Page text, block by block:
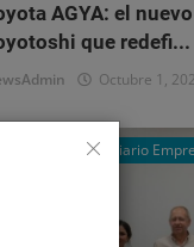
AGYA: el
que redefi...
Octubre 1,
Mercado Inmobiliario